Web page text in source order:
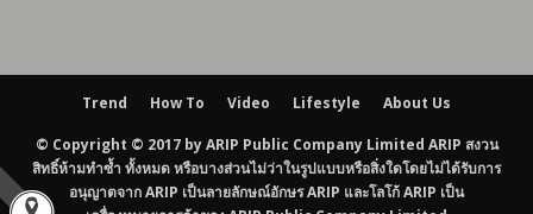
Trend How To Video Lifestyle About Us
© Copyright © 2017 by ARIP Public Company Limited ARIP สงวน
สิทธิ์ห้ามทำซ้ำ ทั้งหมด หรือบางส่วนไม่ว่าในรูปแบบหรือสิ่งใดโดยไม่ได้รับการ
อนุญาตจาก ARIP เป็นลายลักษณ์อักษร ARIP และโลโก้ ARIP เป็น